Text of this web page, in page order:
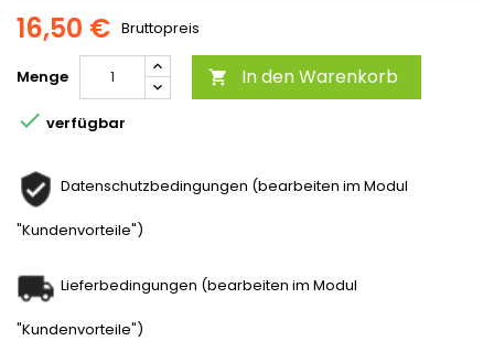
16,50 € Bruttopreis
Menge  In den Warenkorb
 verfügbar
Datenschutzbedingungen (bearbeiten im Modul
"Kundenvorteile")
Lieferbedingungen (bearbeiten im Modul
"Kundenvorteile")